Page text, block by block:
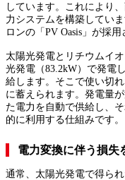
しています。これにより
力システムを構築してい
ロンの「PV Oasis」が採用
太陽光発電とリチウムイ
光発電（83.2kW）で発電
給します。そこで使い切
に蓄えられます。発電量
た電力を自動で供給し、
的に利用する仕組みです。
電力変換に伴う損失
通常、太陽光発電で得ら